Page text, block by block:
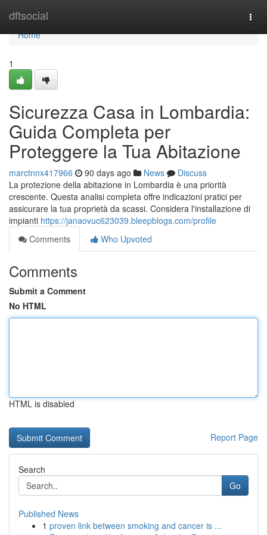
dftsocial
Home
Home
1
Sicurezza Casa in Lombardia:
Guida Completa per
Proteggere la Tua Abitazione
marctnnx417966 90 days ago News
Discuss
La protezione della abitazione in Lombardia è una priorità
crescente. Questa analisi completa offre indicazioni pratici per
assicurare la tua proprietà da scassi. Considera l'installazione di
impianti https://janaovuc623039.bleepblogs.com/profile
Comments
Who Upvoted
Comments
Submit a Comment
No HTML
HTML is disabled
Report Page
Search
Go
Published News
1 proven link between smoking and cancer is ...